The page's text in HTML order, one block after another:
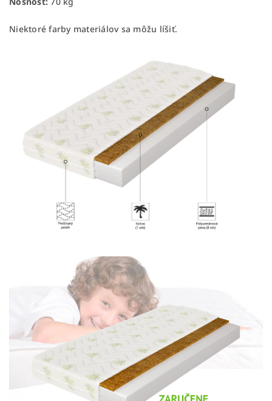
Niektoré farby materiálov sa môžu líšiť.